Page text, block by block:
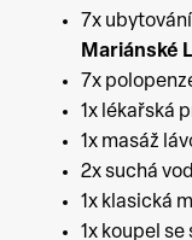
7x
Mariánské
7x
1x lékařská
1x masáž
2x suchá
1x klasická
1x koupel